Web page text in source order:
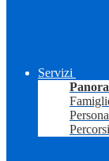
Servizi